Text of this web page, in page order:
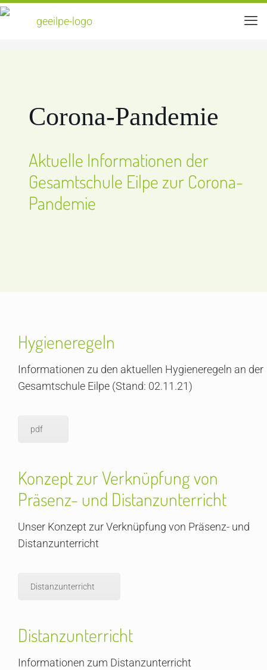
Corona-Pandemie
Aktuelle Informationen der
Gesamtschule Eilpe zur Corona-
Pandemie
Hygieneregeln
Informationen zu den aktuellen Hygieneregeln an der
Gesamtschule Eilpe (Stand: 02.11.21)
pdf
Konzept zur Verknüpfung von
Präsenz- und Distanzunterricht
Unser Konzept zur Verknüpfung von Präsenz- und
Distanzunterricht
Distanzunterricht
Distanzunterricht
Informationen zum Distanzunterricht